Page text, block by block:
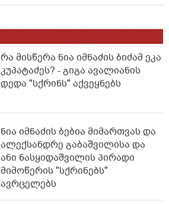
რა მისწერა ნია იმნაძის ბიძამ ეკა
კუპატაძეს? - გიგა ავალიანის
დედა "სქრინს" აქვეყნებს
ნია იმნაძის ბებია მიმართვას და
ალექსანდრე გაბაშვილისა და
ანი ნასყიდაშვილის პირადი
მიმოწერის "სქრინებს"
ავრცელებს